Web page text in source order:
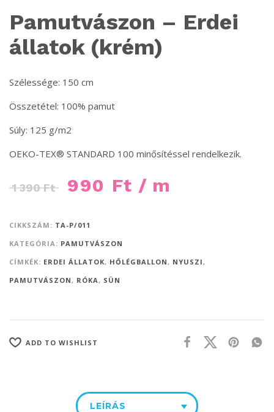
Pamutvászon – Erdei
állatok (krém)
Szélessége: 150 cm
Összetétel: 100% pamut
Súly: 125 g/m2
OEKO-TEX® STANDARD 100 minősítéssel rendelkezik.
1 390Ft 990 Ft / m
CIKKSZÁM: TA-P/011
KATEGÓRIA: PAMUTVÁSZON
CÍMKÉK: ERDEI ÁLLATOK, HŐLÉGBALLON , NYUSZI ,
PAMUTVÁSZON , RÓKA , SÜN
ADD TO WISHLIST
LEÍRÁS